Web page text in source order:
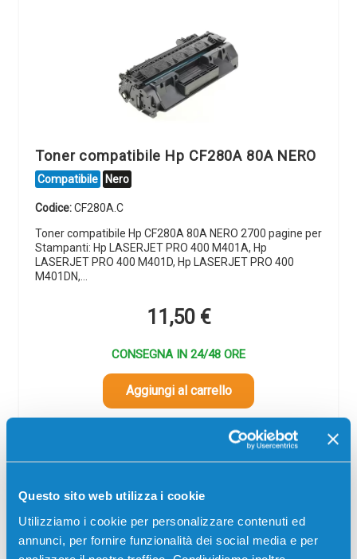
Questo sito web utilizza i cookie
Utilizziamo i cookie per personalizzare contenuti ed
annunci, per fornire funzionalità dei social media e per
Toner compatibile Hp CF280A 80A NERO
Compatibile Nero
Codice:CF280A.C
Toner compatibile Hp CF280A 80A NERO 2700 pagine per
Stampanti: Hp LASERJET PRO 400 M401A, Hp
LASERJET PRO 400 M401D, Hp LASERJET PRO 400
M401DN,…
11,50 €
CONSEGNA IN 24/48 ORE
Aggiungi al carrello
01 18 57 58
visualizzare l'offerta